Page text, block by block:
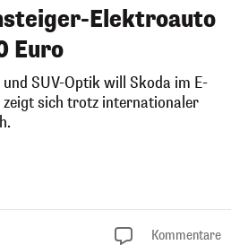
Elektroauto
Euro
SUV-Optik will Skoda im E-
sich trotz internationaler
Kommentare